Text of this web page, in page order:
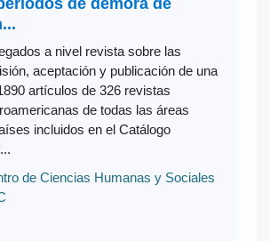
a nivel revista sobre las
aceptación y publicación de una
artículos de 326 revistas
de todas las áreas
incluidos en el Catálogo
de Ciencias Humanas y Sociales